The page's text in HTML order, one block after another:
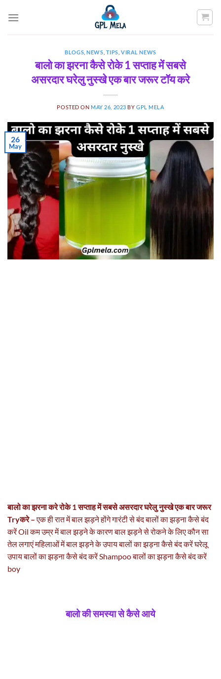
BLOGS ,NEWS TIPS ,VIRAL NEWS
बालो का झरना कैसे रोके 1 सप्ताह में सबसे
असरदार घरेलु नुस्खे एक बार जरूर टॉय करे
POSTED ON MAY 26, 2023 BYGPL MELA
26
May
बालो का झरना करे रोके 1 सप्ताह में सबसे असरदार घरेलु नुस्खे एक बार जरूर
Tryकरे –एक ही रात में बाल झड़ने होंगे गारंटी से बंद बालों का झड़ना कैसे बंद
करें Oil कम उम्र में बाल झड़ने के कारण बाल झड़ने से रोकने के लिए कौन सा
तेल लगाएं महिलाओं में बाल झड़ने के उपाय बालों का झड़ना कैसे बंद करें घरेलू
उपाय बालों का झड़ना कैसे बंद करें Shampoo बालों का झड़ना कैसे बंद करें
boy
बालो की समस्या से कैसे आये